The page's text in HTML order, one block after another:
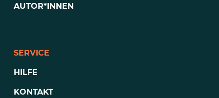
AUTOR*INNEN
SERVICE
HILFE
KONTAKT